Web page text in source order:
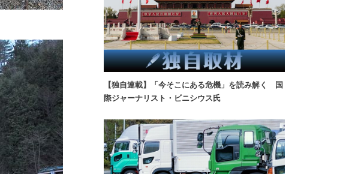
【独自連載】「今そこにある危機」を読み解く 国
際ジャーナリスト・ビニシウス氏